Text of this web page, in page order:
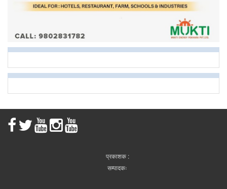
प्रकाशक :
सम्पादकः